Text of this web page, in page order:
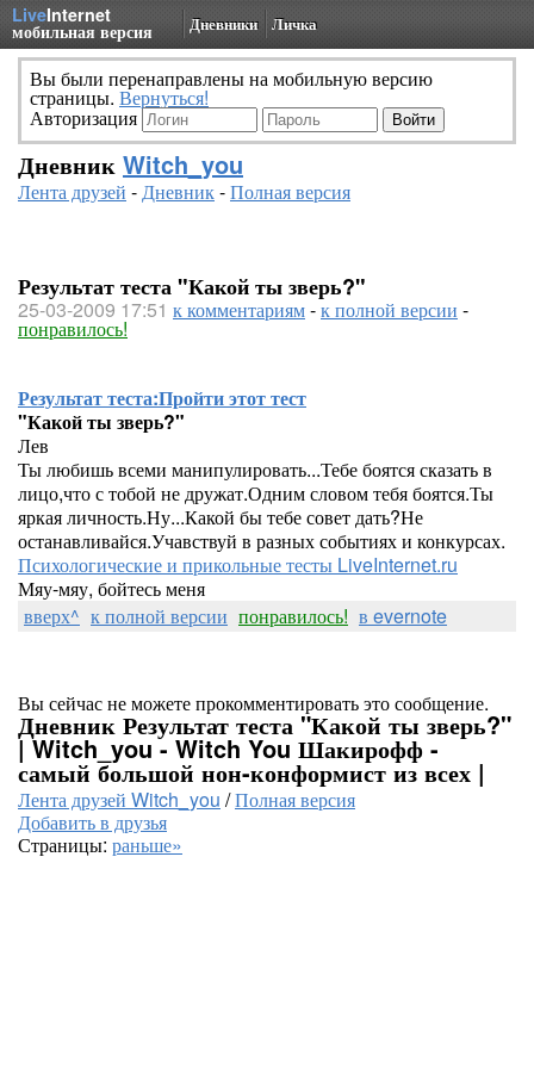
LiveInternet
мобильная версия Дневники Личка
Вы были перенаправлены на мобильную версию
страницы. Вернуться!
Авторизация
Дневник Witch_you
Лента друзей -Дневник-Полная версия
Результат теста "Какой ты зверь?"
25-03-2009 17:51 к комментариям-к полной версии -
понравилось!
Результат теста:Пройти этот тест
"Какой ты зверь?"
Лев
Ты любишь всеми манипулировать...Тебе боятся сказать в
лицо,что с тобой не дружат.Одним словом тебя боятся.Ты
яркая личность.Ну...Какой бы тебе совет дать?Не
останавливайся.Учавствуй в разных событиях и конкурсах.
Психологические и прикольные тесты LiveInternet.ru
Мяу-мяу, бойтесь меня
вверх^ к полной версии понравилось! в evernote
Вы сейчас не можете прокомментировать это сообщение.
Дневник Результат теста "Какой ты зверь?"
| Witch_you - Witch You Шакирофф -
самый большой нон-конформист из всех |
Лента друзей Witch_you /Полная версия
Добавить в друзья
Страницы: раньше»